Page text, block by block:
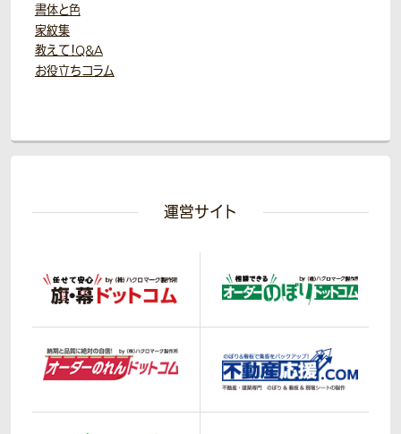
書体と色
家紋集
教えて！Q&A
お役立ちコラム
運営サイト